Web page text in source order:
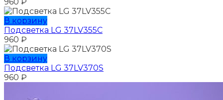
В корзину
Подсветка LG 37LV355C
960 ₽
В корзину
Подсветка LG 37LV370S
960 ₽